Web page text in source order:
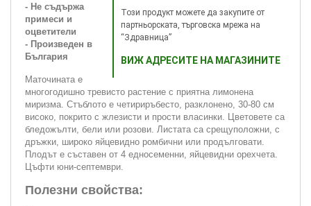
Този продукт можете да закупите от
партньорската, търговска мрежа на
“Здравница”
ВИЖ АДРЕСИТЕ НА МАГАЗИНИТЕ
- Не съдържа
примеси и
оцветители
- Произведен в
България
Маточината е
многогодишно тревисто растение с приятна лимонена
миризма. Стъблото е четириръбесто, разклонено, 30-80 см
високо, покрито с жлезисти и прости власинки. Цветовете са
бледожълти, бели или розови. Листата са срещуположни, с
дръжки, широко яйцевидно ромбични или продълговати.
Плодът е съставен от 4 едносеменни, яйцевидни орехчета.
Цъфти юни-септември.
Полезни свойства: